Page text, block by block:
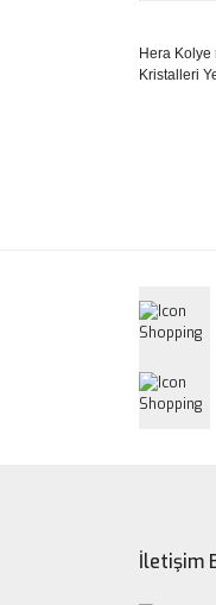
Hera Kolye
Kristalleri
İletişim